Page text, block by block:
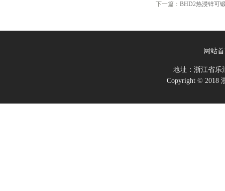
下一篇： BHD2热浸锌可
网站
地址：浙江省
Copyright © 2018